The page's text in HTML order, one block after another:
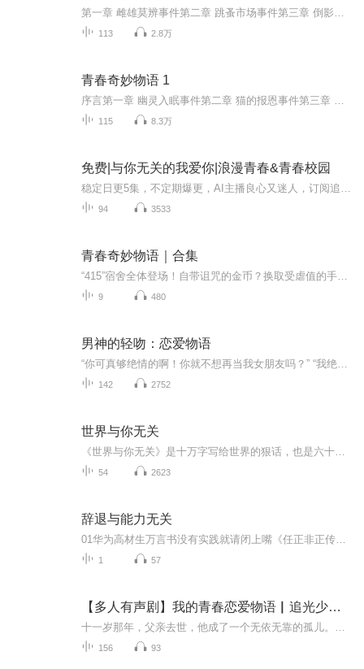
113 2.8万
青春奇妙物语 1
115 8.3万
免费|与你无关的我爱你|浪漫青春&青春校园
94 3533
青春奇妙物语｜合集
9 480
男神的轻吻：恋爱物语
142 2752
世界与你无关
54 2623
辞退与能力无关
1 57
【多人有声剧】我的青春恋爱物语▏追光少年▏从深渊到山顶的逆袭青春▏
156 93